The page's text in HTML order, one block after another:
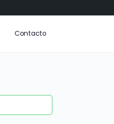
Contacto